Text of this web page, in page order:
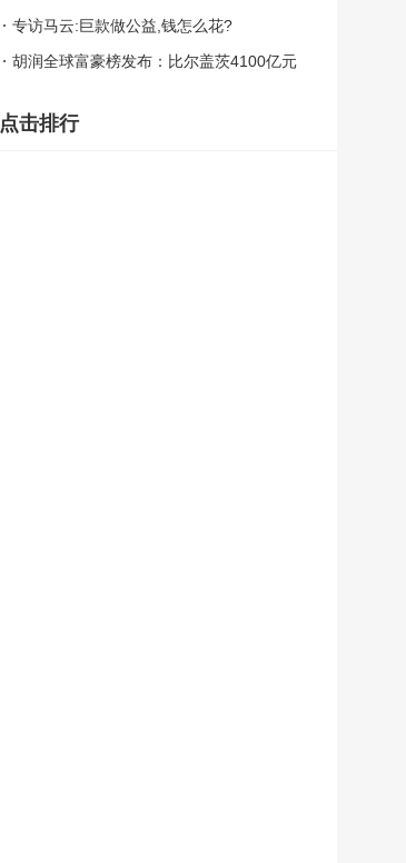
居榜首
专访马云:巨款做公益,钱怎么花?
胡润全球富豪榜发布：比尔盖茨4100亿元
点击排行